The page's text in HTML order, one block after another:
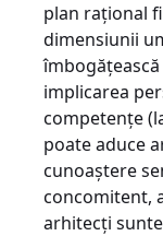
plan raţional
dimensiunii
implicarea
competenţe
poate aduce
cunoaştere
concomitent,
arhitecţi